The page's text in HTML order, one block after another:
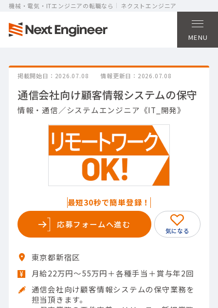
機械・電気・ITエンジニアの転職なら ネクストエンジニア
MENU
掲載開始日 2026.07.08 情報更新日 2026.07.08
通信会社向け顧客情報システムの保守
情報・通信／システムエンジニア《IT_開発》
最短30秒で簡単登録！
応募フォームへ進む
東京都新宿区
月給22万円～55万円＋各種手当＋賞与年2回
通信会社向け顧客情報システムの保守業務を
担当頂きます。